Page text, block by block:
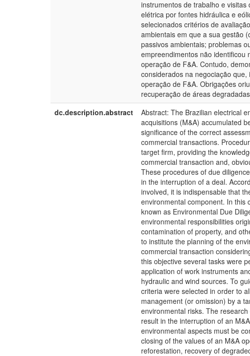
instrumentos de trabalho e
elétrica por fontes hidráulica e
selecionados critérios de
ambientais em que a sua gestão
passivos ambientais; problemas
empreendimentos não identificou
operação de F&A. Contudo,
considerados na negociação
operação de F&A. Obrigações
recuperação de áreas
dc.description.abstract
Abstract: The Brazilian electrical
acquisitions (M&A) accumulated
significance of the correct
commercial transactions.
target firm, providing the
commercial transaction and,
These procedures of due
in the interruption of a deal.
involved, it is indispensable that
environmental component. In this
known as Environmental Due
environmental responsibilities
contamination of property, and
to institute the planning of the
commercial transaction
this objective several tasks were
application of work instruments
hydraulic and wind sources. To
criteria were selected in order to
management (or omission) by a
environmental risks. The
result in the interruption of an
environmental aspects must be
closing of the values of an M&A
reforestation, recovery of